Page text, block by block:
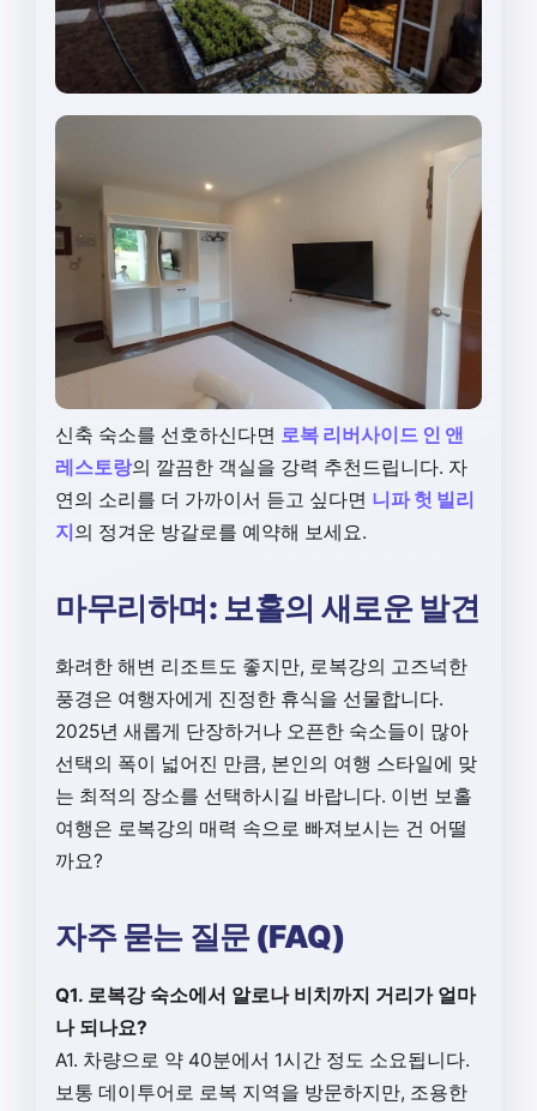
신축 숙소를 선호하신다면 로복 리버사이드 인 앤
레스토랑의 깔끔한 객실을 강력 추천드립니다. 자
연의 소리를 더 가까이서 듣고 싶다면 니파 헛 빌리
지의 정겨운 방갈로를 예약해 보세요.
마무리하며: 보홀의 새로운 발견
화려한 해변 리조트도 좋지만, 로복강의 고즈넉한
풍경은 여행자에게 진정한 휴식을 선물합니다.
2025년 새롭게 단장하거나 오픈한 숙소들이 많아
선택의 폭이 넓어진 만큼, 본인의 여행 스타일에 맞
는 최적의 장소를 선택하시길 바랍니다. 이번 보홀
여행은 로복강의 매력 속으로 빠져보시는 건 어떨
까요?
자주 묻는 질문 (FAQ)
Q1. 로복강 숙소에서 알로나 비치까지 거리가 얼마
나 되나요?
A1. 차량으로 약 40분에서 1시간 정도 소요됩니다.
보통 데이투어로 로복 지역을 방문하지만, 조용한